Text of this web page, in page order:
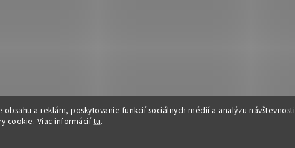
obsahu a reklám, poskytovanie funkcií sociálnych médií a analýzu návštevnosti
cookie. Viac informáciítu.